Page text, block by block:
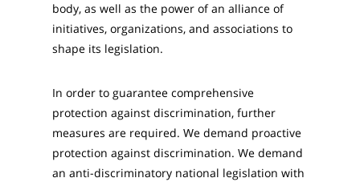
body, as well as the power of an alliance of
initiatives, organizations, and associations to
shape its legislation.
In order to guarantee comprehensive
protection against discrimination, further
measures are required. We demand proactive
protection against discrimination. We demand
an anti-discriminatory national legislation with